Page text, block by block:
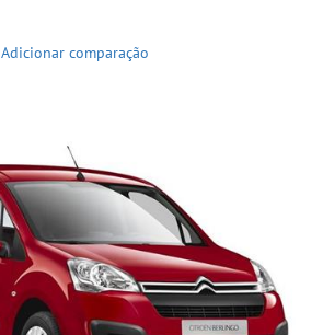
Adicionar comparação